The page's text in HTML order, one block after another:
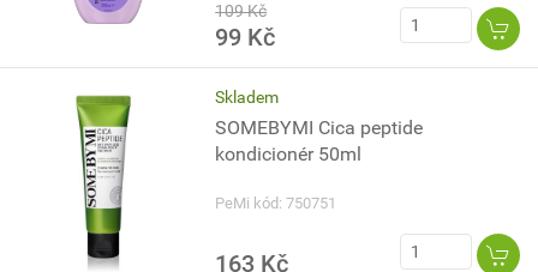
109 Kč
99 Kč
Skladem
SOMEBYMI Cica peptide
kondicionér 50ml
PeMi kód: 750751
163 Kč